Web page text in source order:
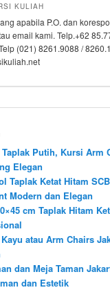
KULIAH
apabila P.O. dan
email kami. Telp.+62
(021) 8261.9088 /
Putih, Kursi Arm
Elegan
Taplak Ketat Hitam
Modern dan Elegan
cm Taplak Hitam
atau Arm Chairs
dan Meja Taman
dan Estetik